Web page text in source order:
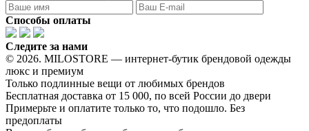
Способы оплаты
Следите за нами
© 2026. MILOSTORE — интернет-бутик брендовой одежды
люкс и премиум
Только подлинные вещи от любимых брендов
Бесплатная доставка от 15 000, по всей России до двери
Примерьте и оплатите только то, что подошло. Без
предоплаты